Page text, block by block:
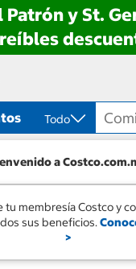
Patrón y St.
Todo
a
tu membresía Costco y
sus beneficios.
>